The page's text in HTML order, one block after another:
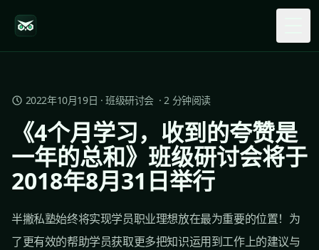
2022年10月19日 ·班级研讨会 ·2 分钟阅读
《4个月学习，收到的夸赞是
一年的总和》班级研讨会将于
2018年8月31日举行
半撇私塾始终将实现学员职业理想放在最为重要的位置！为
了更有效的帮助学员获取更多把知识运用到工作上的建议与